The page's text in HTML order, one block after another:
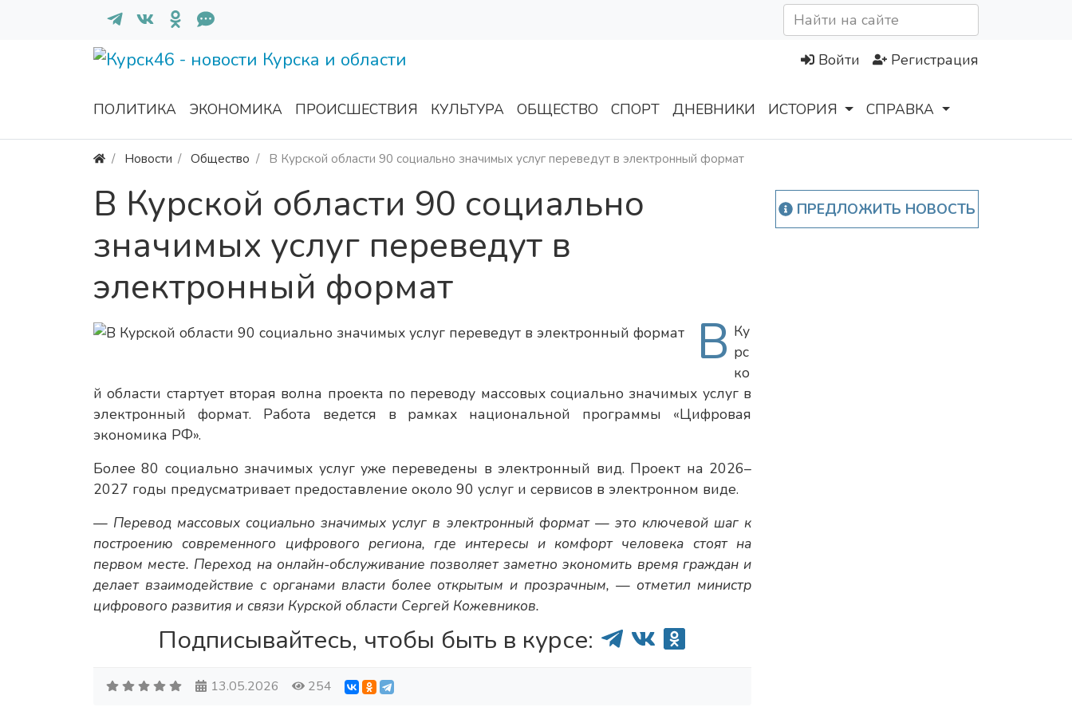
Войти Регистрация
ПОЛИТИКА ЭКОНОМИКА ПРОИСШЕСТВИЯ КУЛЬТУРА ОБЩЕСТВО СПОРТ ДНЕВНИКИ ИСТОРИЯ СПРАВКА
Новости Общество В Курской области 90 социально значимых услуг переведут в электронный формат
В Курской области 90 социально
значимых услуг переведут в
электронный формат
В Ку
рс
ко
й области стартует вторая волна проекта по переводу массовых социально значимых услуг в
электронный формат. Работа ведется в рамках национальной программы «Цифровая
экономика РФ».
Более 80 социально значимых услуг уже переведены в электронный вид. Проект на 2026–
2027 годы предусматривает предоставление около 90 услуг и сервисов в электронном виде.
— Перевод массовых социально значимых услуг в электронный формат — это ключевой шаг к
построению современного цифрового региона, где интересы и комфорт человека стоят на
первом месте. Переход на онлайн-обслуживание позволяет заметно экономить время граждан и
делает взаимодействие с органами власти более открытым и прозрачным, — отметил министр
цифрового развития и связи Курской области Сергей Кожевников.
Подписывайтесь, чтобы быть в курсе:
13.05.2026 254
ПРЕДЛОЖИТЬ НОВОСТЬ